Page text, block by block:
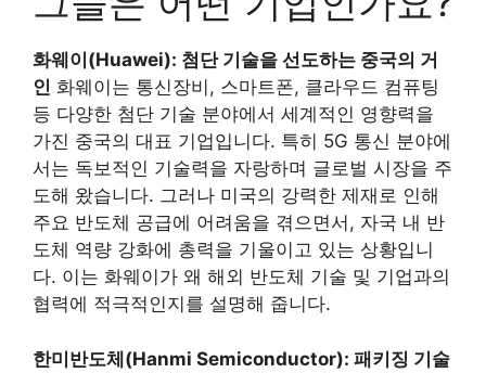
화웨이(Huawei): 첨단 기술을 선도하는 중국의 거
인 화웨이는 통신장비, 스마트폰, 클라우드 컴퓨팅
등 다양한 첨단 기술 분야에서 세계적인 영향력을
가진 중국의 대표 기업입니다. 특히 5G 통신 분야에
서는 독보적인 기술력을 자랑하며 글로벌 시장을 주
도해 왔습니다. 그러나 미국의 강력한 제재로 인해
주요 반도체 공급에 어려움을 겪으면서, 자국 내 반
도체 역량 강화에 총력을 기울이고 있는 상황입니
다. 이는 화웨이가 왜 해외 반도체 기술 및 기업과의
협력에 적극적인지를 설명해 줍니다.
한미반도체(Hanmi Semiconductor): 패키징 기술